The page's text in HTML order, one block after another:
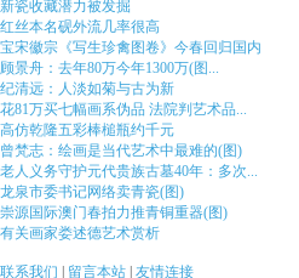
新瓷收藏潜力被发掘
红丝本名砚外流几率很高
宝宋徽宗《写生珍禽图卷》今春回归国内
顾景舟：去年80万今年1300万(图...
纪清远：人淡如菊与古为新
花81万买七幅画系伪品 法院判艺术品...
高仿乾隆五彩棒槌瓶约千元
曾梵志：绘画是当代艺术中最难的(图)
老人义务守护元代贵族古墓40年：多次...
龙泉市委书记网络卖青瓷(图)
崇源国际澳门春拍力推青铜重器(图)
有关画家娄述德艺术赏析
联系我们 留言本站 友情连接